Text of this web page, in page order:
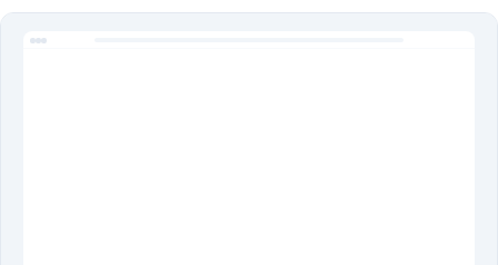
独自のカスタマイズを行いながら、より良いユーザー体験を提供
することができます。